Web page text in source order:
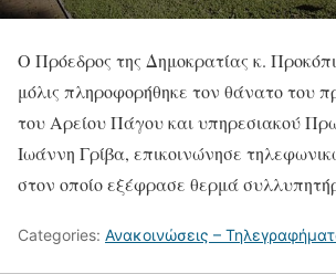
Ο Πρόεδρος της Δημοκρατίας κ.
μόλις πληροφορήθηκε τον θάνατο του
του Αρείου Πάγου και υπηρεσιακού
Ιωάννη Γρίβα, επικοινώνησε
στον οποίο εξέφρασε θερμά
Categories: Ανακοινώσεις –